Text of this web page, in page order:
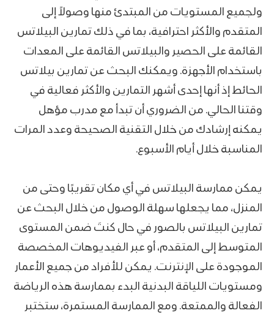
ولجميع المستويات من المبتدئ منها وصولاً إلى
المتقدم والأكثر احترافية، بما في ذلك تمارين البيلاتس
القائمة على الحصير والبيلاتس القائمة على المعدات
باستخدام الأجهزة. ويمكنك البحث عن تمارين بيلاتس
الحائط إذ أنها إحدى أشهر التمارين والأكثر فعالية في
وقتنا الحالي. من الضروري أن تبدأ مع مدرب مؤهل
يمكنه إرشادك من خلال التقنية الصحيحة وعدد المرات
المناسبة خلال أيام الأسبوع.
يمكن ممارسة البيلاتس في أي مكان تقريبًا وحتى من
المنزل، مما يجعلها سهلة الوصول من خلال البحث عن
تمارين البيلاتس بالصور في حال كنتَ ضمن المستوى
المتوسط إلى المتقدم، أو عبر الفيديوهات المخصصة
الموجودة على الإنترنت. يمكن للأفراد من جميع الأعمار
ومستويات اللياقة البدنية البدء بممارسة هذه الرياضة
الفعالة والممتعة. ومع الممارسة المستمرة، ستختبر